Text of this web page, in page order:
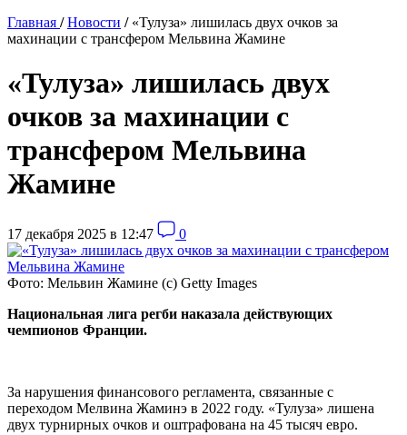
Главная / Новости / «Тулуза» лишилась двух очков за
махинации с трансфером Мельвина Жамине
«Тулуза» лишилась двух
очков за махинации с
трансфером Мельвина
Жамине
17 декабря 2025 в 12:47 0
Фото: Мельвин Жамине (с) Getty Images
Национальная лига регби наказала действующих
чемпионов Франции.
За нарушения финансового регламента, связанные с
переходом Мелвина Жаминэ в 2022 году. «Тулуза» лишена
двух турнирных очков и оштрафована на 45 тысяч евро.